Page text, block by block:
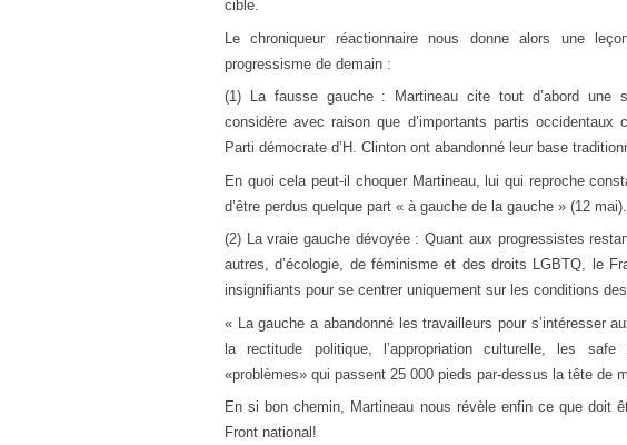
cible.
Le chroniqueur réactionnaire nous donne alors une
progressisme de demain :
(1) La fausse gauche : Martineau cite tout d’abord une
considère avec raison que d’importants partis
Parti démocrate d’H. Clinton ont abandonné leur base
En quoi cela peut-il choquer Martineau, lui qui reproche
d’être perdus quelque part « à gauche de la gauche » (12 mai).
(2) La vraie gauche dévoyée : Quant aux progressistes
autres, d’écologie, de féminisme et des droits LGBTQ, le
insignifiants pour se centrer uniquement sur les conditions
« La gauche a abandonné les travailleurs pour s’intéresser
la rectitude politique, l’appropriation culturelle, les
«problèmes» qui passent 25 000 pieds par-dessus la tête de
En si bon chemin, Martineau nous révèle enfin ce que doit
Front national!